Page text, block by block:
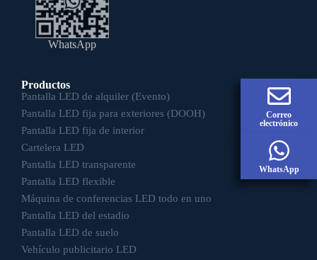
WhatsApp
Productos
Pantalla LED de alquiler (Evento)
Pantalla LED fija para exteriores (DOOH)
Pantalla LED fija de interior
Cartelera LED
Pantalla LED transparente
Pantalla LED flexible
Máquina de conferencias LED todo en uno
Pantalla LED del estadio
Pantalla LED de suelo
Vehículo publicitario LED
Correo
electrónico
WhatsApp